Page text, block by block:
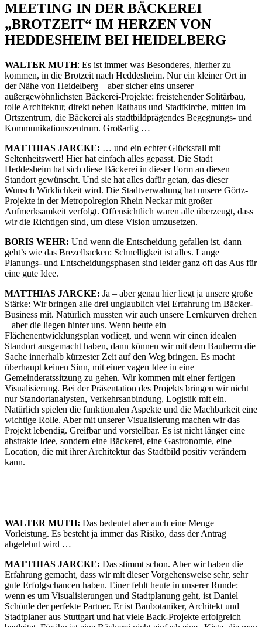
MEETING IN DER BÄCKEREI
„BROTZEIT“ IM HERZEN VON
HEDDESHEIM BEI HEIDELBERG
WALTER MUTH: Es ist immer was Besonderes, hierher zu
kommen, in die Brotzeit nach Heddesheim. Nur ein kleiner Ort in
der Nähe von Heidelberg – aber sicher eins unserer
außergewöhnlichsten Bäckerei-Projekte: freistehender Solitärbau,
tolle Architektur, direkt neben Rathaus und Stadtkirche, mitten im
Ortszentrum, die Bäckerei als stadtbildprägendes Begegnungs- und
Kommunikationszentrum. Großartig …
MATTHIAS JARCKE: … und ein echter Glücksfall mit
Seltenheitswert! Hier hat einfach alles gepasst. Die Stadt
Heddesheim hat sich diese Bäckerei in dieser Form an diesen
Standort gewünscht. Und sie hat alles dafür getan, das dieser
Wunsch Wirklichkeit wird. Die Stadtverwaltung hat unsere Görtz-
Projekte in der Metropolregion Rhein Neckar mit großer
Aufmerksamkeit verfolgt. Offensichtlich waren alle überzeugt, dass
wir die Richtigen sind, um diese Vision umzusetzen.
BORIS WEHR: Und wenn die Entscheidung gefallen ist, dann
geht’s wie das Brezelbacken: Schnelligkeit ist alles. Lange
Planungs- und Entscheidungsphasen sind leider ganz oft das Aus für
eine gute Idee.
MATTHIAS JARCKE: Ja – aber genau hier liegt ja unsere große
Stärke: Wir bringen alle drei unglaublich viel Erfahrung im Bäcker-
Business mit. Natürlich mussten wir auch unsere Lernkurven drehen
– aber die liegen hinter uns. Wenn heute ein
Flächenentwicklungsplan vorliegt, und wenn wir einen idealen
Standort ausgemacht haben, dann können wir mit dem Bauherrn die
Sache innerhalb kürzester Zeit auf den Weg bringen. Es macht
überhaupt keinen Sinn, mit einer vagen Idee in eine
Gemeinderatssitzung zu gehen. Wir kommen mit einer fertigen
Visualisierung. Bei der Präsentation des Projekts bringen wir nicht
nur Standortanalysten, Verkehrsanbindung, Logistik mit ein.
Natürlich spielen die funktionalen Aspekte und die Machbarkeit eine
wichtige Rolle. Aber mit unserer Visualisierung machen wir das
Projekt lebendig. Greifbar und vorstellbar. Es ist nicht länger eine
abstrakte Idee, sondern eine Bäckerei, eine Gastronomie, eine
Location, die mit ihrer Architektur das Stadtbild positiv verändern
kann.
WALTER MUTH: Das bedeutet aber auch eine Menge
Vorleistung. Es besteht ja immer das Risiko, dass der Antrag
abgelehnt wird …
MATTHIAS JARCKE: Das stimmt schon. Aber wir haben die
Erfahrung gemacht, dass wir mit dieser Vorgehensweise sehr, sehr
gute Erfolgschancen haben. Einer fehlt heute in unserer Runde:
wenn es um Visualisierungen und Stadtplanung geht, ist Daniel
Schönle der perfekte Partner. Er ist Baubotaniker, Architekt und
Stadtplaner aus Stuttgart und hat viele Back-Projekte erfolgreich